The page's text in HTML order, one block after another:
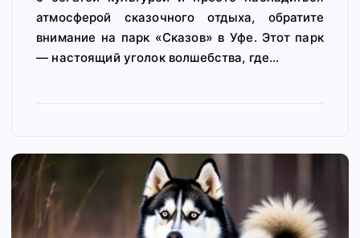
атмосферой сказочного отдыха, обратите
внимание на парк «Сказов» в Уфе. Этот парк
— настоящий уголок волшебства, где…